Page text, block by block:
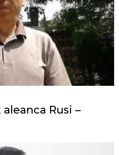
Rusi –